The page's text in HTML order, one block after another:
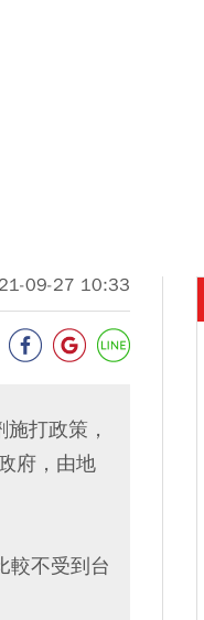
09-27 10:33
打政策，
府，由地
較不受到台